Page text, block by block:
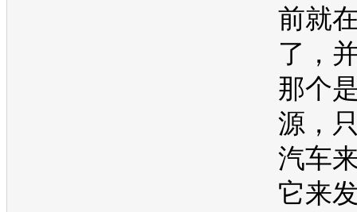
前就
了，
那个
源 ，
汽车
它来